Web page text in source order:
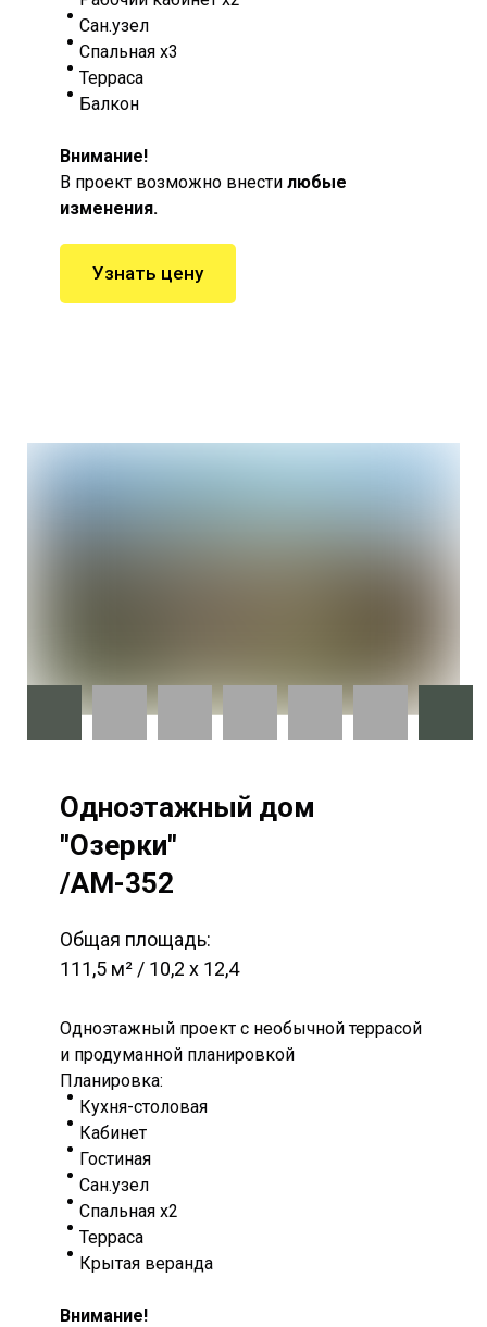
Сан.узел
Спальная х3
Терраса
Балкон
Внимание!
В проект возможно внести любые
изменения.
Узнать цену
Одноэтажный дом
"Озерки"
/AM-352
Общая площадь:
111,5 м² / 10,2 х 12,4
Одноэтажный проект с необычной террасой
и продуманной планировкой
Планировка:
Кухня-столовая
Кабинет
Гостиная
Сан.узел
Спальная х2
Терраса
Крытая веранда
Внимание!